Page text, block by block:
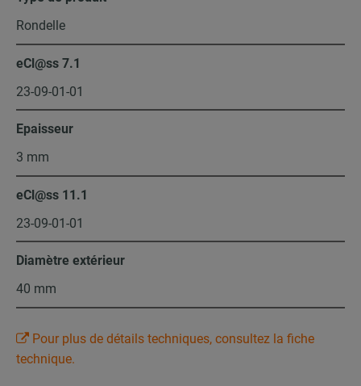
Rondelle
eCl@ss 7.1
23-09-01-01
Epaisseur
3 mm
eCl@ss 11.1
23-09-01-01
Diamètre extérieur
40 mm
Pour plus de détails techniques, consultez la fiche
technique.